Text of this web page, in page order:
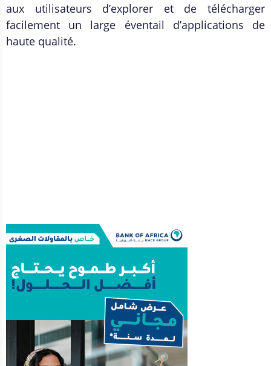
aux utilisateurs d’explorer et de télécharger
facilement un large éventail d’applications de
haute qualité.